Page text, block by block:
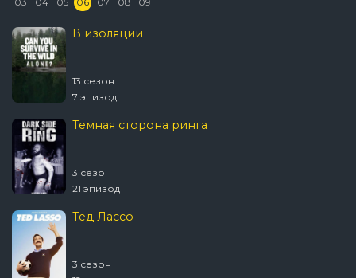
В изоляции
13 сезон
7 эпизод
Темная сторона ринга
3 сезон
21 эпизод
Тед Лассо
3 сезон